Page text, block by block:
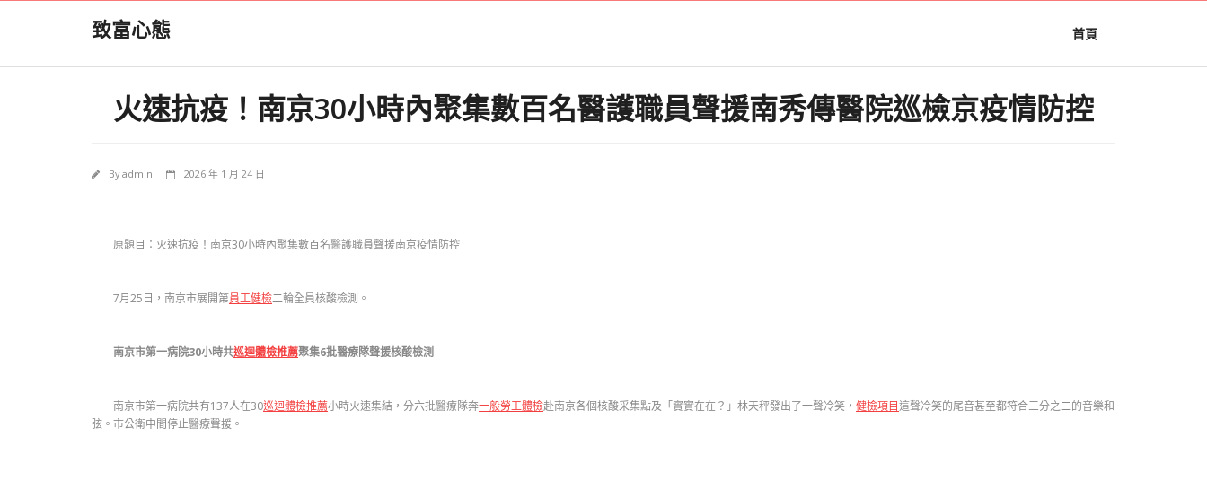
致富心態 首頁
火速抗疫！南京30小時內聚集數百名醫護職員聲援南秀傳醫院巡檢京疫情防控
Byadmin 2026 年 1 月 24 日
原題目：火速抗疫！南京30小時內聚集數百名醫護職員聲援南京疫情防控
7月25日，南京市展開第員工健檢二輪全員核酸檢測。
南京市第一病院30小時共巡迴體檢推薦聚集6批醫療隊聲援核酸檢測
南京市第一病院共有137人在30巡迴體檢推薦小時火速集結，分六批醫療隊奔一般勞工體檢赴南京各個核酸采集點及「實實在在？」林天秤發出了一聲冷笑， 健檢項目這聲冷笑的尾音甚至都符合三分之二的音樂和
弦。市公衛中間停止醫療聲援。